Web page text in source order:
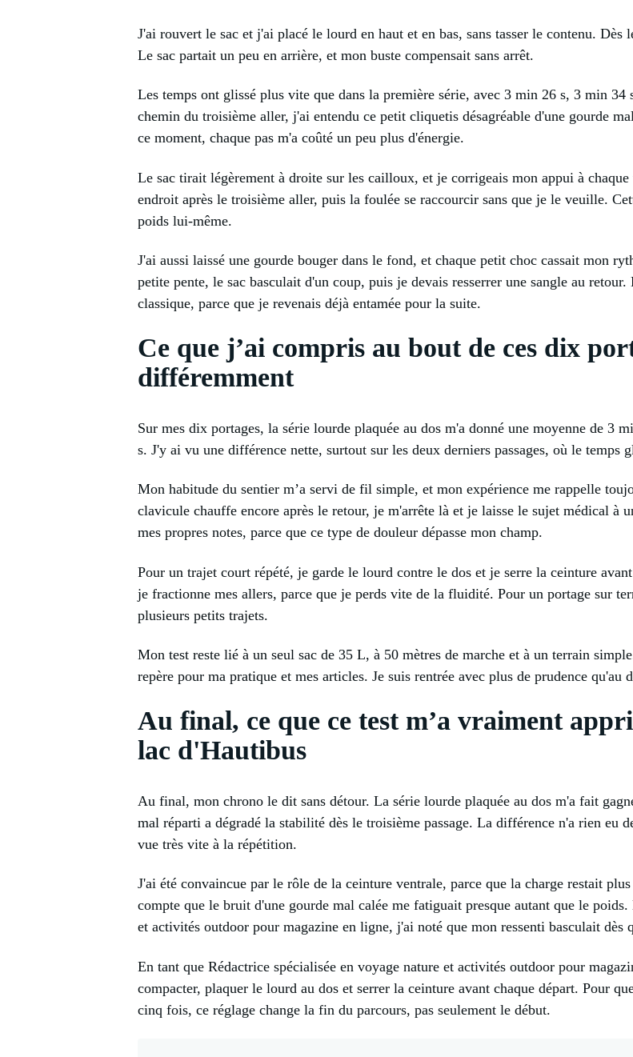
J'ai rouvert le sac et j'ai placé le lourd en haut et en bas, sans tasser le contenu. Dès
Le sac partait un peu en arrière, et mon buste compensait sans arrêt.
Les temps ont glissé plus vite que dans la première série, avec 3 min 26 s, 3 min
chemin du troisième aller, j'ai entendu ce petit cliquetis désagréable d'une gourde
ce moment, chaque pas m'a coûté un peu plus d'énergie.
Le sac tirait légèrement à droite sur les cailloux, et je corrigeais mon appui à
endroit après le troisième aller, puis la foulée se raccourcir sans que je le veuille.
poids lui-même.
J'ai aussi laissé une gourde bouger dans le fond, et chaque petit choc cassait mon
petite pente, le sac basculait d'un coup, puis je devais resserrer une sangle au
classique, parce que je revenais déjà entamée pour la suite.
Ce que j’ai compris au bout de ces dix
différemment
Sur mes dix portages, la série lourde plaquée au dos m'a donné une moyenne de 3
s. J'y ai vu une différence nette, surtout sur les deux derniers passages, où le temps
Mon habitude du sentier m’a servi de fil simple, et mon expérience me rappelle
clavicule chauffe encore après le retour, je m'arrête là et je laisse le sujet médical à
mes propres notes, parce que ce type de douleur dépasse mon champ.
Pour un trajet court répété, je garde le lourd contre le dos et je serre la ceinture
je fractionne mes allers, parce que je perds vite de la fluidité. Pour un portage sur
plusieurs petits trajets.
Mon test reste lié à un seul sac de 35 L, à 50 mètres de marche et à un terrain
repère pour ma pratique et mes articles. Je suis rentrée avec plus de prudence
Au final, ce que ce test m’a vraiment
lac d'Hautibus
Au final, mon chrono le dit sans détour. La série lourde plaquée au dos m'a fait
mal réparti a dégradé la stabilité dès le troisième passage. La différence n'a rien eu
vue très vite à la répétition.
J'ai été convaincue par le rôle de la ceinture ventrale, parce que la charge restait
compte que le bruit d'une gourde mal calée me fatiguait presque autant que le
et activités outdoor pour magazine en ligne, j'ai noté que mon ressenti basculait dès
En tant que Rédactrice spécialisée en voyage nature et activités outdoor pour
compacter, plaquer le lourd au dos et serrer la ceinture avant chaque départ. Pour
cinq fois, ce réglage change la fin du parcours, pas seulement le début.